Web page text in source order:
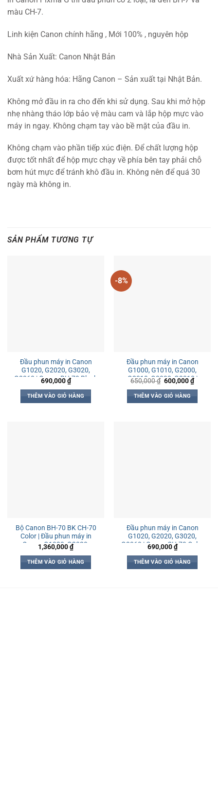
màu CH-7.
Linh kiện Canon chính hãng , Mới 100% , nguyên hộp
Nhà Sản Xuất: Canon Nhật Bản
Xuất xứ hàng hóa: Hãng Canon – Sản xuất tại Nhật Bản.
Không mở đầu in ra cho đến khi sử dụng. Sau khi mở hộp
nhẹ nhàng tháo lớp bảo vệ màu cam và lắp hộp mực vào
máy in ngay. Không chạm tay vào bề mặt của đầu in.
Không chạm vào phần tiếp xúc điện. Để chất lượng hộp
được tốt nhất để hộp mực chạy về phía bên tay phải chỗ
bơm hút mực để tránh khô đầu in. Không nên để quá 30
ngày mà không in.
SẢN PHẨM TƯƠNG TỰ
Đầu phun máy in Canon
G1020, G2020, G3020,
G3060 | Canon BH-70 Black
690,000₫
THÊM VÀO GIỎ HÀNG
-8%
Đầu phun máy in Canon
G1000, G1010, G2000,
G2010, G3000, G3010 |
Canon CH-7 Color
650,000₫ Giá
là:
650,000 ₫.
600,000₫Giá
hiện
THÊM VÀO GIỎ HÀNG
Bộ Canon BH-70 BK CH-70
Color | Đầu phun máy in
Canon G1020, G2020,
G3020, G3060
1,360,000₫
THÊM VÀO GIỎ HÀNG
Đầu phun máy in Canon
G1020, G2020, G3020,
G3060 | Canon CH-70 Color
690,000₫
THÊM VÀO GIỎ HÀNG